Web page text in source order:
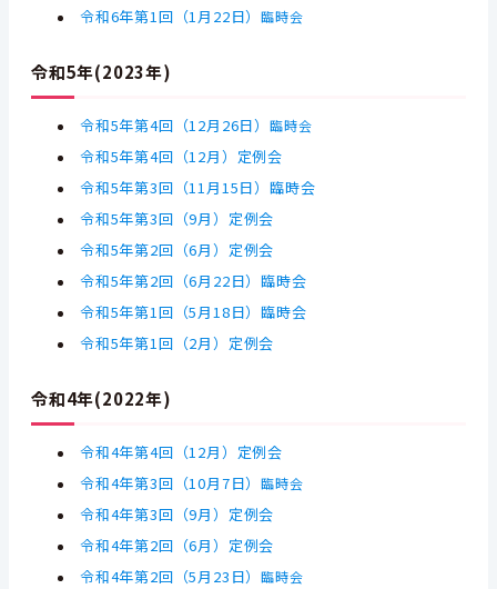
令和6年第1回 （1月22日）臨時会
令和5年(2023年)
令和5年第4回 （12月26日）臨時会
令和5年第4回 （12月）定例会
令和5年第3回 （11月15日）臨時会
令和5年第3回 （9月）定例会
令和5年第2回 （6月）定例会
令和5年第2回（6月22日）臨時会
令和5年第1回（5月18日）臨時会
令和5年第1回（2月）定例会
令和4年(2022年)
令和4年第4回（12月）定例会
令和4年第3回（10月7日）臨時会
令和4年第3回（9月）定例会
令和4年第2回（6月）定例会
令和4年第2回（5月23日）臨時会